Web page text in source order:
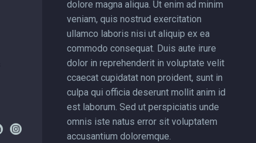
dolore magna aliqua. Ut enim ad minim
veniam, quis nostrud exercitation
ullamco laboris nisi ut aliquip ex ea
commodo consequat. Duis aute irure
dolor in reprehenderit in voluptate velit
ccaecat cupidatat non proident, sunt in
culpa qui officia deserunt mollit anim id
est laborum. Sed ut perspiciatis unde
omnis iste natus error sit voluptatem
accusantium doloremque.